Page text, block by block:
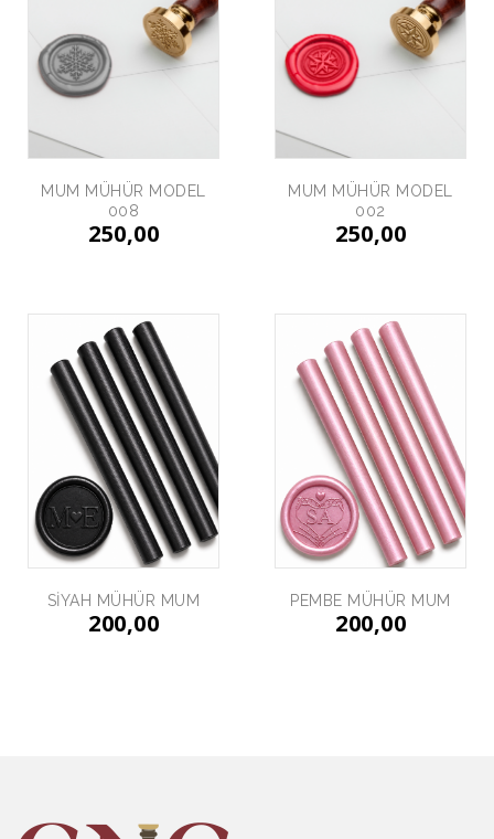
MUM MÜHÜR MODEL
008
250,00
MUM MÜHÜR MODEL
002
250,00
SİYAH MÜHÜR MUM
200,00
PEMBE MÜHÜR MUM
200,00